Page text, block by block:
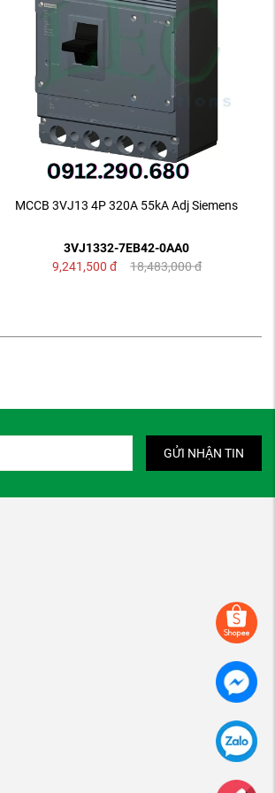
MCCB 3VJ13 4P 320A 55kA Adj Siemens
3VJ1332-7EB42-0AA0
9,241,500 đ 18,483,000đ
GỬI NHẬN TIN